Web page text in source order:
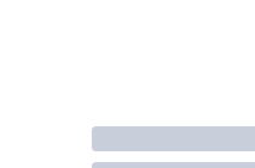
İşlem Yap